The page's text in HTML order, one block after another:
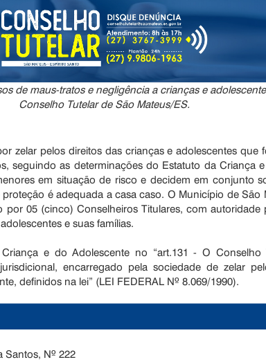
de maus-tratos e negligência a crianças e
Conselho Tutelar de São Mateus/ES.
zelar pelos direitos das crianças e adolescentes que
seguindo as determinações do Estatuto da Criança
em situação de risco e decidem em conjunto
é adequada a casa caso. O Município de São
05 (cinco) Conselheiros Titulares, com autoridade
e suas famílias.
e do Adolescente no “art.131 - O Conselho
encarregado pela sociedade de zelar
definidos na lei” (LEI FEDERAL Nº 8.069/1990).
Santos, Nº 222